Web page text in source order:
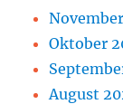
Oktober
August